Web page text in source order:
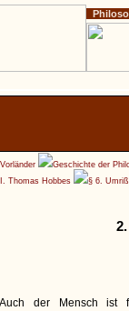
Geschichte der
II. Thomas Hobbes
§ 6.
Auch der Mensch ist